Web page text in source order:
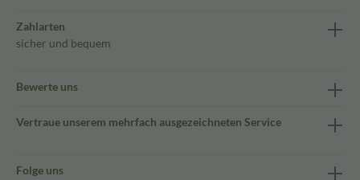
Zahlarten
sicher und bequem
Bewerte uns
Vertraue unserem mehrfach ausgezeichneten Service
Folge uns